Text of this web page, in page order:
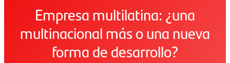
Empresa multilatina: ¿una
multinacional más o una nueva
forma de desarrollo?